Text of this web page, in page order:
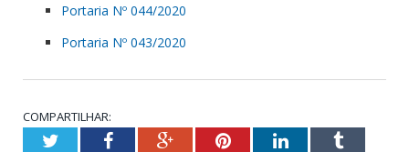
Portaria Nº 044/2020
Portaria Nº 043/2020
COMPARTILHAR:
TwitterFacebookGoogle+PinterestLinkedInTumblr